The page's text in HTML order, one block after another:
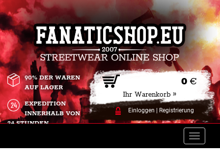
0 €
Ihr Warenkorb »
Einloggen Registrierung
90% DER WAREN
AUF LAGER
EXPEDITION
INNERHALB VON
24 STUNDEN.
Toggle